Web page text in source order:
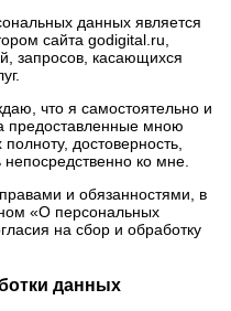
данных является
сайта godigital.ru,
запросов, касающихся
что я самостоятельно и
предоставленные мною
достоверность,
ко мне.
и обязанностями, в
«О персональных
на сбор и обработку
данных